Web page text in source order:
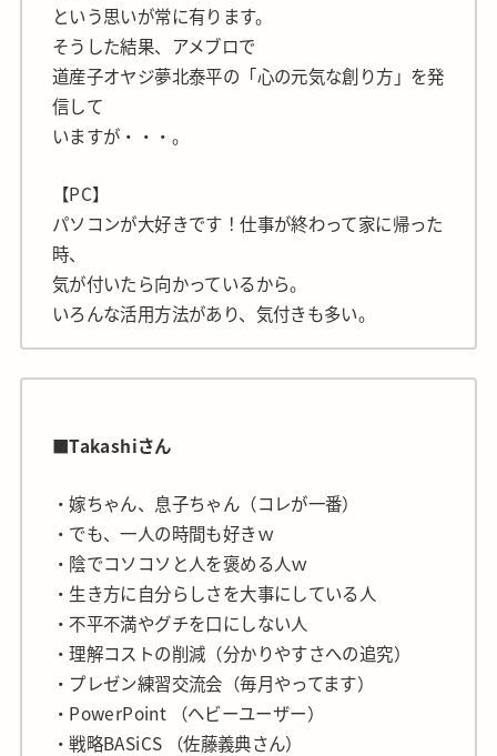
という思いが常に有ります。
そうした結果、アメブロで
道産子オヤジ夢北泰平の「心の元気な創り方」を発
信して
いますが・・・。
【PC】
パソコンが大好きです！仕事が終わって家に帰った
時、
気が付いたら向かっているから。
いろんな活用方法があり、気付きも多い。
■Takashiさん
・嫁ちゃん、息子ちゃん（コレが一番）
・でも、一人の時間も好きｗ
・陰でコソコソと人を褒める人ｗ
・生き方に自分らしさを大事にしている人
・不平不満やグチを口にしない人
・理解コストの削減（分かりやすさへの追究）
・プレゼン練習交流会（毎月やってます）
・PowerPoint （ヘビーユーザー）
・戦略BASiCS （佐藤義典さん）